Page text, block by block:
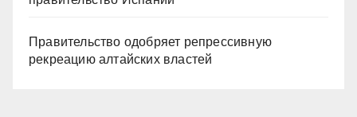
Правительство одобряет репрессивную
рекреацию алтайских властей